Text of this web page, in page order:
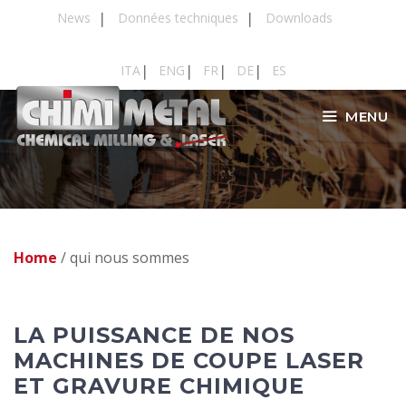
News Données techniques Downloads
ITA ENG FR DE ES
MENU
Home /qui nous sommes
LA PUISSANCE DE NOS
MACHINES DE COUPE LASER
ET GRAVURE CHIMIQUE